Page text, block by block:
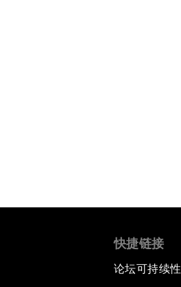
快捷链接
论坛可持续性